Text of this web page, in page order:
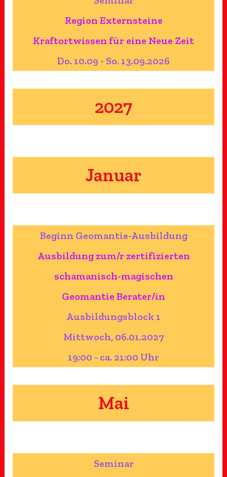
Region Externsteine
Kraftortwissen für eine Neue Zeit
Do. 10.09 - So. 13.09.2026
2027
Januar
Beginn Geomantie-Ausbildung
Ausbildung zum/r zertifizierten
schamanisch-magischen
Geomantie Berater/in
Ausbildungsblock 1
Mittwoch, 06.01.2027
19:00 - ca. 21:00 Uhr
Mai
Seminar